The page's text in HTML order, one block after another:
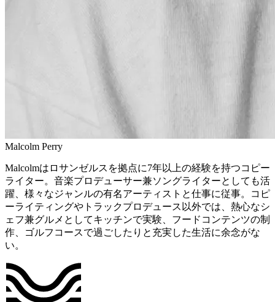
Malcolm Perry
Malcolmはロサンゼルスを拠点に7年以上の経験を持つコピー
ライター。音楽プロデューサー兼ソングライターとしても活
躍、様々なジャンルの有名アーティストと仕事に従事。コピ
ーライティングやトラックプロデュース以外では、熱心なシ
ェフ兼グルメとしてキッチンで実験、フードコンテンツの制
作、ゴルフコースで過ごしたりと充実した生活に余念がな
い。